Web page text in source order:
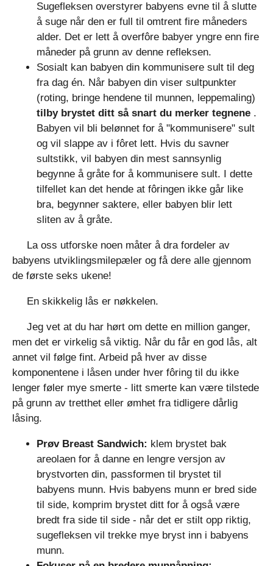
Sugefleksen overstyrer babyens evne til å slutte
å suge når den er full til omtrent fire måneders
alder. Det er lett å overfôre babyer yngre enn fire
måneder på grunn av denne refleksen.
Sosialt kan babyen din kommunisere sult til deg
fra dag én. Når babyen din viser sultpunkter
(roting, bringe hendene til munnen, leppemaling)
tilby brystet ditt så snart du merker tegnene .
Babyen vil bli belønnet for å "kommunisere" sult
og vil slappe av i fôret lett. Hvis du savner
sultstikk, vil babyen din mest sannsynlig
begynne å gråte for å kommunisere sult. I dette
tilfellet kan det hende at fôringen ikke går like
bra, begynner saktere, eller babyen blir lett
sliten av å gråte.
La oss utforske noen måter å dra fordeler av
babyens utviklingsmilepæler og få dere alle gjennom
de første seks ukene!
En skikkelig lås er nøkkelen.
Jeg vet at du har hørt om dette en million ganger,
men det er virkelig så viktig. Når du får en god lås, alt
annet vil følge fint. Arbeid på hver av disse
komponentene i låsen under hver fôring til du ikke
lenger føler mye smerte - litt smerte kan være tilstede
på grunn av tretthet eller ømhet fra tidligere dårlig
låsing.
Prøv Breast Sandwich: klem brystet bak
areolaen for å danne en lengre versjon av
brystvorten din, passformen til brystet til
babyens munn. Hvis babyens munn er bred side
til side, komprim brystet ditt for å også være
bredt fra side til side - når det er stilt opp riktig,
sugefleksen vil trekke mye bryst inn i babyens
munn.